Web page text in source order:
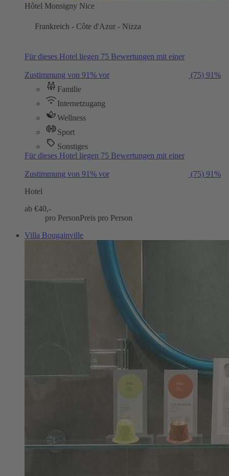
Hôtel Monsigny Nice
Frankreich - Côte d'Azur - Nizza
Für dieses Hotel liegen 75 Bewertungen mit einer
Zustimmung von 91% vor (75) 91%
Familie
Internetzugang
Wellness
Sport
Sonstiges
Für dieses Hotel liegen 75 Bewertungen mit einer
Zustimmung von 91% vor (75) 91%
Hotel
ab €40,-
pro PersonPreis pro Person
Villa Bougainville